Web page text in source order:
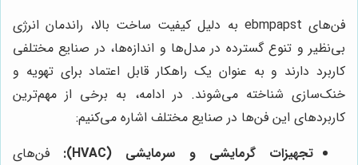
فن‌های ebmpapst به دلیل کیفیت ساخت بالا، راندمان انرژی
بی‌نظیر و تنوع گسترده در مدل‌ها و اندازه‌ها، در صنایع مختلفی
کاربرد دارند و به عنوان یک راهکار قابل اعتماد برای تهویه و
خنک‌سازی شناخته می‌شوند. در ادامه، به برخی از مهم‌ترین
کاربردهای این فن‌ها در صنایع مختلف اشاره می‌کنیم:
تجهیزات گرمایشی و سرمایشی (HVAC):
فن‌های